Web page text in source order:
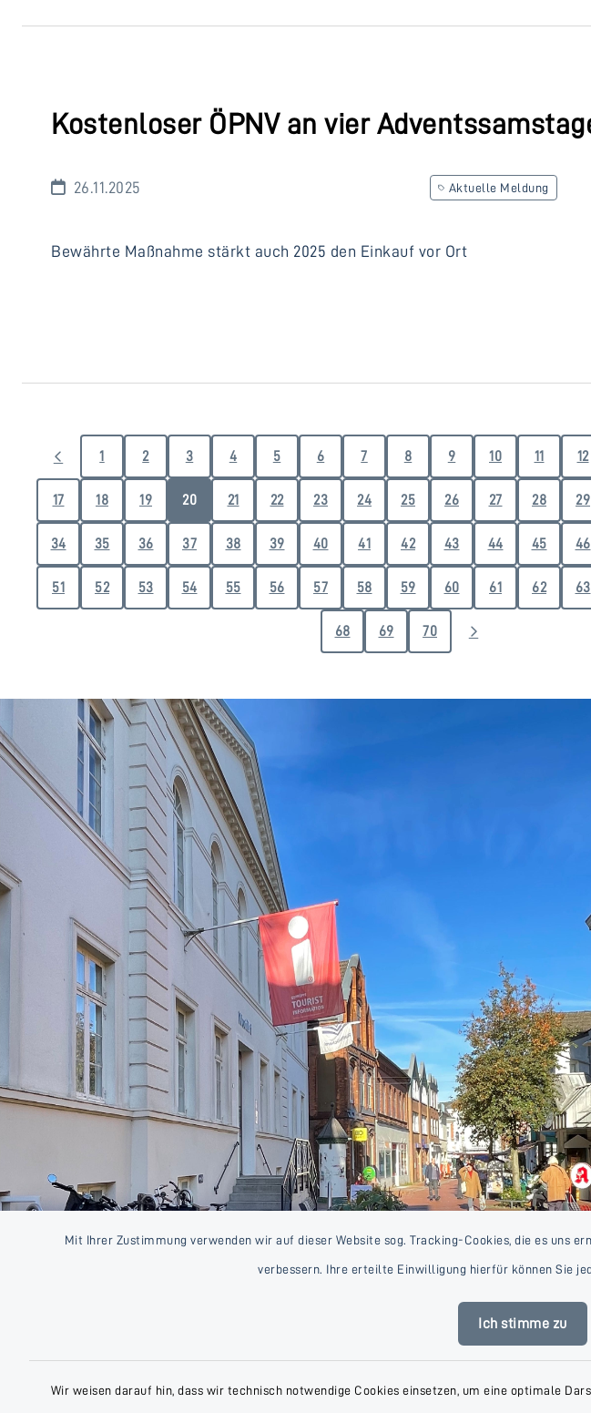
Mit Ihrer Zustimmung verwenden wir auf dieser Website sog. Tracking-Cookies, die es uns
verbessern. Ihre erteilte Einwilligung hierfür können Sie
Ich stimme zu
Wir weisen darauf hin, dass wir technisch notwendige Cookies einsetzen, um eine optimale
Kostenloser ÖPNV an vier
26.11.2025 Aktuelle Meldung
Bewährte Maßnahme stärkt auch 2025 den Einkauf vor Ort
1 2 3 4 5 6 7 8 9 10 11 12
17 18 19 20 21 22 23 24 25 26 27 28 29
34 35 36 37 38 39 40 41 42 43 44 45 46
51 52 53 54 55 56 57 58 59 60 61 62 63
68 69 70